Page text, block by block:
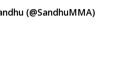
(@SandhuMMA)